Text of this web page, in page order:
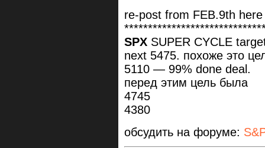
re-post from FEB.9th
SPX SUPER CYCLE
next 5475. похоже это
5110 — 99% done deal.
перед этим цель была
4745
4380
обсудить на форуме: